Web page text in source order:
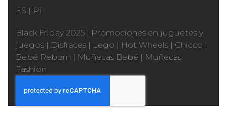
ES | PT
Black Friday 2025 | Promociones en juguetes y
juegos | Disfraces | Lego | Hot Wheels | Chicco |
Bebé Reborn | Muñecas Bebé | Muñecas
Fashion